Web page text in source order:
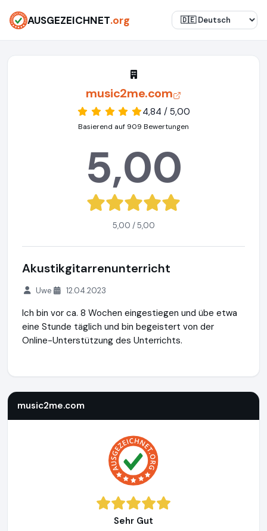
AUSGEZEICHNET.org
music2me.com
4,84 / 5,00
Basierend auf 909 Bewertungen
5,00
5,00 / 5,00
Akustikgitarrenunterricht
Uwe 12.04.2023
Ich bin vor ca. 8 Wochen eingestiegen und übe etwa
eine Stunde täglich und bin begeistert von der
Online-Unterstützung des Unterrichts.
music2me.com
Sehr Gut